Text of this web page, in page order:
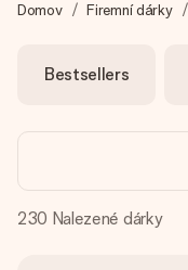
Vytvořte něco
jménem, vaší
Domov Firemní dárky
Bestsellers
230 Nalezené dárky